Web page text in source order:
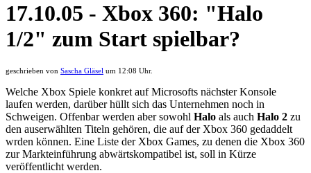
17.10.05 - Xbox 360: "Halo
1/2" zum Start spielbar?
geschrieben von Sascha Gläsel um 12:08 Uhr.
Welche Xbox Spiele konkret auf Microsofts nächster Konsole
laufen werden, darüber hüllt sich das Unternehmen noch in
Schweigen. Offenbar werden aber sowohl Halo als auch Halo 2 zu
den auserwählten Titeln gehören, die auf der Xbox 360 gedaddelt
wrden können. Eine Liste der Xbox Games, zu denen die Xbox 360
zur Markteinführung abwärtskompatibel ist, soll in Kürze
veröffentlicht werden.